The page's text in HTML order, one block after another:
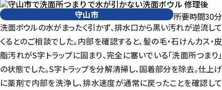
守山市
所要時間30分
洗面ボウルの水がまったく引かず、排水口から黒い汚れが逆流して
くるとのご相談でした。内部を確認すると、髪の毛・石けんカス・皮
脂汚れがS字トラップに固まり、完全に塞いでいる「洗面所つまり」
の状態でした。S字トラップを分解清掃し、固着部分を除去。仕上げ
に薬剤で内部を洗浄し、排水速度が通常に戻ったことを確認して